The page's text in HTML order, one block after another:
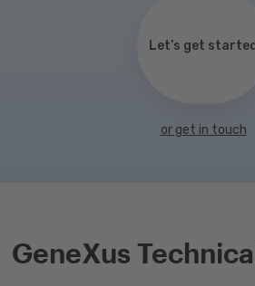
Let’s get started
or get in touch
GeneXus